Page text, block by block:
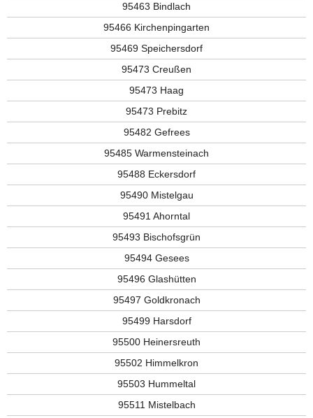
95463 Bindlach
95466 Kirchenpingarten
95469 Speichersdorf
95473 Creußen
95473 Haag
95473 Prebitz
95482 Gefrees
95485 Warmensteinach
95488 Eckersdorf
95490 Mistelgau
95491 Ahorntal
95493 Bischofsgrün
95494 Gesees
95496 Glashütten
95497 Goldkronach
95499 Harsdorf
95500 Heinersreuth
95502 Himmelkron
95503 Hummeltal
95511 Mistelbach